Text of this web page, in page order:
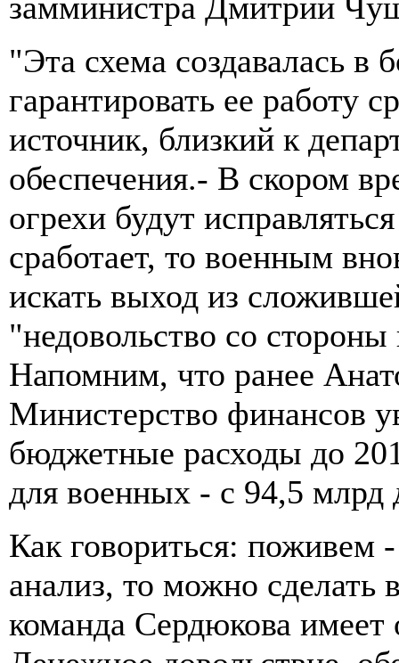
"Эта схема создавалась в
гарантировать ее работу
источник, близкий к
обеспечения.- В скором
огрехи будут
сработает, то военным
искать выход из
"недовольство со
Напомним, что ранее
Министерство финансов
бюджетные расходы до
для военных - с 94,5 млрд
Как говориться: поживем
анализ, то можно сделать
команда Сердюкова имеет